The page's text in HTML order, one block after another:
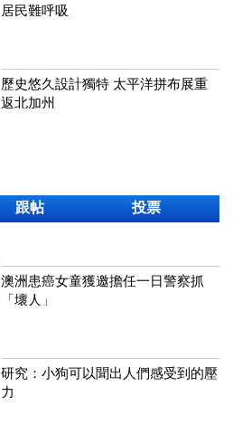
居民難呼吸
歷史悠久設計獨特 太平洋拼布展重
返北加州
跟帖 投票
澳洲患癌女童獲邀擔任一日警察抓
「壞人」
研究：小狗可以聞出人們感受到的壓
力